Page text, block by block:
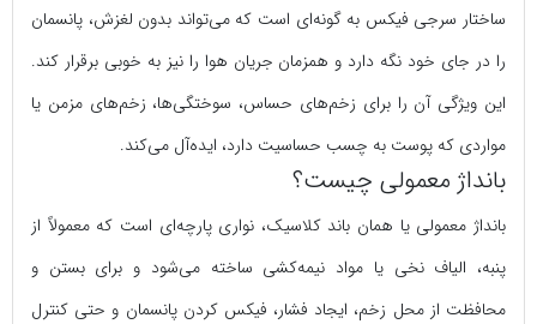
ساختار سرجی‌ فیکس به گونه‌ای است که می‌تواند بدون لغزش، پانسمان
را در جای خود نگه دارد و همزمان جریان هوا را نیز به خوبی برقرار کند.
این ویژگی آن را برای زخم‌های حساس، سوختگی‌ها، زخم‌های مزمن یا
مواردی که پوست به چسب حساسیت دارد، ایده‌آل می‌کند.
بانداژ معمولی چیست؟
بانداژ معمولی یا همان باند کلاسیک، نواری پارچه‌ای است که معمولاً از
پنبه، الیاف نخی یا مواد نیمه‌کشی ساخته می‌شود و برای بستن و
محافظت از محل زخم، ایجاد فشار، فیکس کردن پانسمان و حتی کنترل